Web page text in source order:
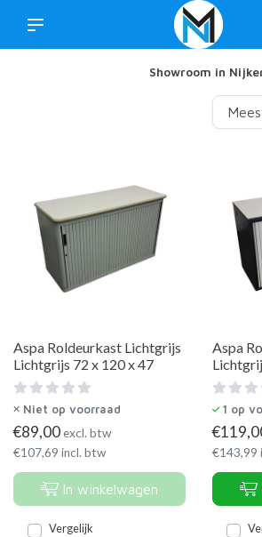
Showroom in
Aspa Roldeurkast Lichtgrijs
Lichtgrijs 72 x 120 x 47
Niet op voorraad
€89,00excl. btw
€107,69 incl. btw
In winkelwagen
Vergelijk
Aspa
1 op
€
€143,99